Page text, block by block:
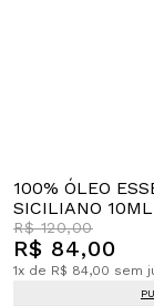
100% ÓLEO
SICILIANO 10ML
R$ 120,00
R$ 84,00
1x de R$ 84,00 sem